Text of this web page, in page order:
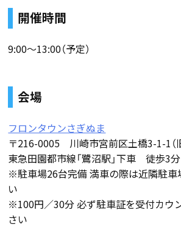
開催時間
9:00〜13:00（予定）
会場
フロンタウンさぎぬま
〒216-0005 川崎市宮前区土橋3-1-1（
東急田園都市線「鷺沼駅」下車 徒歩3分
※駐車場26台完備 満車の際は近隣駐車
い
※100円／30分 必ず駐車証を受付カウ
さい